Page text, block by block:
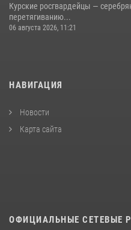
Курские росгвардейцы —
перетягиванию...
06 августа 2026, 11:21
НАВИГАЦИЯ
Новости
Карта сайта
ОФИЦИАЛЬНЫЕ СЕТЕВЫЕ